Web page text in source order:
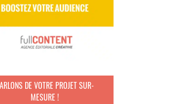
DE VOTRE PROJET SUR-
MESURE !